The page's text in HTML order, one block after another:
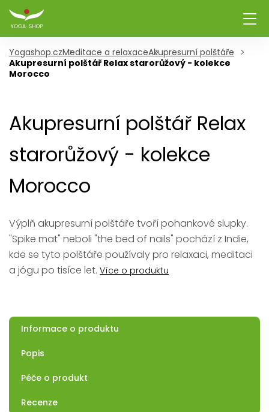
Yogashop.czMeditace a relaxaceAkupresurní polštáře
Akupresurní polštář Relax starorůžový - kolekce
Morocco
Akupresurní polštář Relax
starorůžový - kolekce
Morocco
Výplň akupresurní polštáře tvoří pohankové slupky.
"Spike mat" neboli "the bed of nails" pochází z Indie,
kde se tyto polštáře používaly pro relaxaci, meditaci
a jógu po tisíce let. Více o produktu
Informace o produktu
Popis
Péče o produkt
Recenze